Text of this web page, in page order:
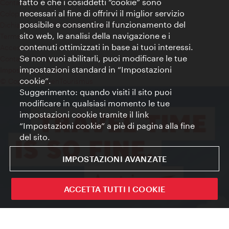
Contatti
Colophon
Dichiarazione sulla protezione dei dati
Terms of Use
Accessibilità
Contatto stampa
Impostazioni cookie
© Copyright WienTourismus
necessari al fine di offrirvi il miglior servizio
possibile e consentire il funzionamento del
sito web, le analisi della navigazione e i
contenuti ottimizzati in base ai tuoi interessi.
Se non vuoi abilitarli, puoi modificare le tue
impostazioni standard in “Impostazioni
cookie”.
Suggerimento: quando visiti il sito puoi
modificare in qualsiasi momento le tue
impostazioni cookie tramite il link
“Impostazioni cookie” a piè di pagina alla fine
del sito.
IMPOSTAZIONI AVANZATE
ACCETTA TUTTI I COOKIE